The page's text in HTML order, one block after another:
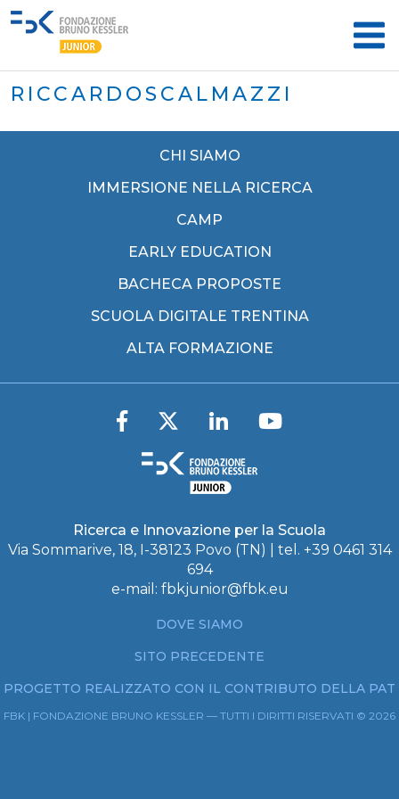
RICCARDOSCALMAZZI
CHI SIAMO
IMMERSIONE NELLA RICERCA
CAMP
EARLY EDUCATION
BACHECA PROPOSTE
SCUOLA DIGITALE TRENTINA
ALTA FORMAZIONE
Ricerca e Innovazione per la Scuola
Via Sommarive, 18, I-38123 Povo (TN) | tel. +39 0461 314
694
e-mail: fbkjunior@fbk.eu
DOVE SIAMO
SITO PRECEDENTE
PROGETTO REALIZZATO CON IL CONTRIBUTO DELLA PAT
FBK | FONDAZIONE BRUNO KESSLER — TUTTI I DIRITTI RISERVATI © 2026